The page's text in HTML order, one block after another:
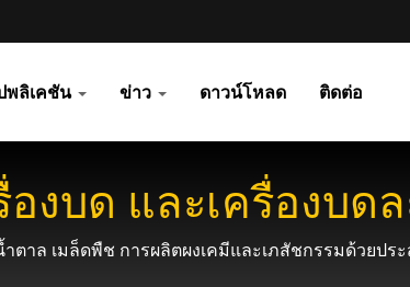
พลิเคชัน ข่าว ดาวน์โหลด ติดต่อ
งบด และเครื่องบด
มีาล เมล็ดพืช การผลิตผงเคมีและเภสัชกรรมด้วยป